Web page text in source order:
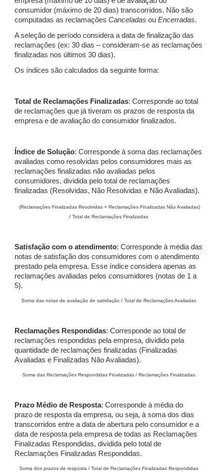
consumidor (máximo de 20 dias) transcorridos. Não são
computadas as reclamações Canceladas ou Encerradas.
A seleção de período considera a data de finalização das
reclamações (ex: 30 dias – consideram-se as reclamações
finalizadas nos últimos 30 dias).
Os índices são calculados da seguinte forma:
Total de Reclamações Finalizadas: Corresponde ao total
de reclamações que já tiveram os prazos de resposta da
empresa e de avaliação do consumidor finalizados.
Índice de Solução: Corresponde à soma das reclamações
avaliadas como resolvidas pelos consumidores mais as
reclamações finalizadas não avaliadas pelos
consumidores, dividida pelo total de reclamações
finalizadas (Resolvidas, Não Resolvidas e Não Avaliadas).
(Reclamações Finalizadas Resolvidas + Reclamações Finalizadas Não Avaliadas)
/ Total de Reclamações Finalizadas
Satisfação com o atendimento: Corresponde à média das
notas de satisfação dos consumidores com o atendimento
prestado pela empresa. Esse índice considera apenas as
reclamações avaliadas pelos consumidores (notas de 1 a
5).
Soma das notas de avaliação de satisfação / Total de Reclamações Avaliadas
Reclamações Respondidas: Corresponde ao total de
reclamações respondidas pela empresa, dividido pela
quantidade de reclamações finalizadas (Finalizadas
Avaliadas e Finalizadas Não Avaliadas).
Soma das Reclamações Respondidas Finalizadas / Reclamações Finalizadas
Prazo Médio de Resposta: Corresponde à média do
prazo de resposta da empresa, ou seja, à soma dos dias
transcorridos entre a data de abertura pelo consumidor e a
data de resposta pela empresa de todas as Reclamações
Finalizadas Respondidas, dividida pelo total de
Reclamações Finalizadas Respondidas.
Soma dos prazos de resposta / Total de Reclamações Finalizadas Respondidas